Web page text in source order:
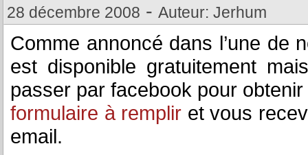
28 décembre 2008 - Auteur: Jerhum
Comme annoncé dans l’une de
est disponible gratuitement
passer par facebook pour
formulaire à remplir et vous
email.